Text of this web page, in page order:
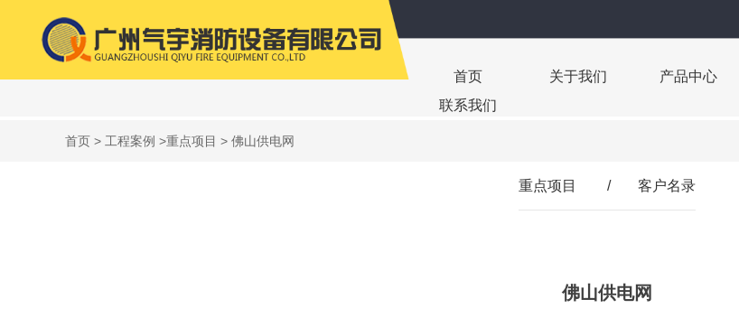
首页 关于我们 产品中心
联系我们
首页 > 工程案例 >重点项目 > 佛山供电网
重点项目 / 客户名录
佛山供电网